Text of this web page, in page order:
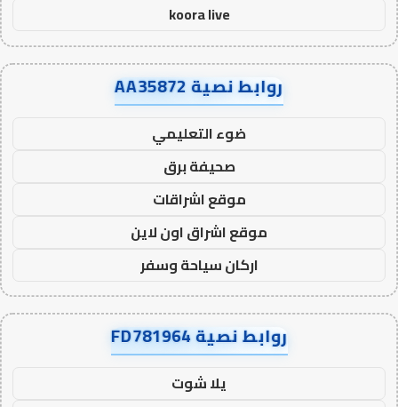
koora live
روابط نصية AA35872
ضوء التعليمي
صحيفة برق
موقع اشراقات
موقع اشراق اون لاين
اركان سياحة وسفر
روابط نصية FD781964
يلا شوت